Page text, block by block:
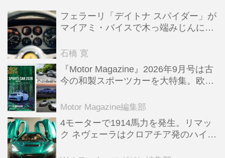
フェラーリ「デイトナ スパイダー」が
マイアミ・バイスで木っ端みじんにな
石橋 寛
『Motor Magazine』2026年9月号は古
今の和製スポーツカーを大特集。欧州
Motor Magazine編集部
4モーターで1914馬力を発生。リマッ
ク ネヴェーラはクロアチア発のハイパ